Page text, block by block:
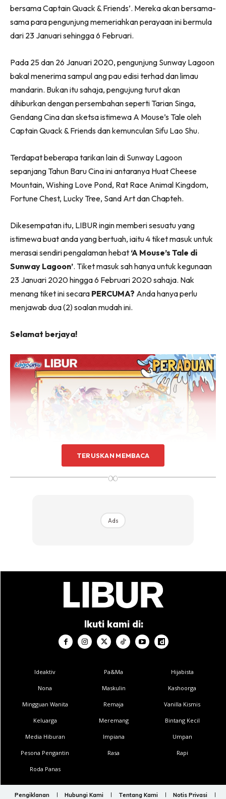
bersama Captain Quack & Friends’. Mereka akan bersama-
sama para pengunjung memeriahkan perayaan ini bermula
dari 23 Januari sehingga 6 Februari.
Pada 25 dan 26 Januari 2020, pengunjung Sunway Lagoon
bakal menerima sampul ang pau edisi terhad dan limau
mandarin. Bukan itu sahaja, pengujung turut akan
dihiburkan dengan persembahan seperti Tarian Singa,
Gendang Cina dan sketsa istimewa A Mouse’s Tale oleh
Captain Quack & Friends dan kemunculan Sifu Lao Shu.
Terdapat beberapa tarikan lain di Sunway Lagoon
sepanjang Tahun Baru Cina ini antaranya Huat Cheese
Mountain, Wishing Love Pond, Rat Race Animal Kingdom,
Fortune Chest, Lucky Tree, Sand Art dan Chapteh.
Dikesempatan itu, LIBUR ingin memberi sesuatu yang
istimewa buat anda yang bertuah, iaitu 4 tiket masuk untuk
merasai sendiri pengalaman hebat ‘A Mouse’s Tale di
Sunway Lagoon’. Tiket masuk sah hanya untuk kegunaan
23 Januari 2020 hingga 6 Februari 2020 sahaja. Nak
menang tiket ini secara PERCUMA? Anda hanya perlu
menjawab dua (2) soalan mudah ini.
Selamat berjaya!
LIBUR REWARDS | Menangi 4 Tiket
'A Mouse's Tale Sunway Lagoon'
Untuk penyertaan lengkapkan butiran diri dan jawab soalan
TERUSKAN MEMBACA
∞
Ads
Ikuti kami di:
Ideaktiv
Nona
Mingguan Wanita
Keluarga
Media Hiburan
Pesona Pengantin
Roda Panas
Pa&Ma
Maskulin
Remaja
Meremang
Impiana
Rasa
Hijabista
Kashoorga
Vanilla Kismis
Bintang Kecil
Umpan
Rapi
Pengiklanan Hubungi Kami Tentang Kami Notis Privasi